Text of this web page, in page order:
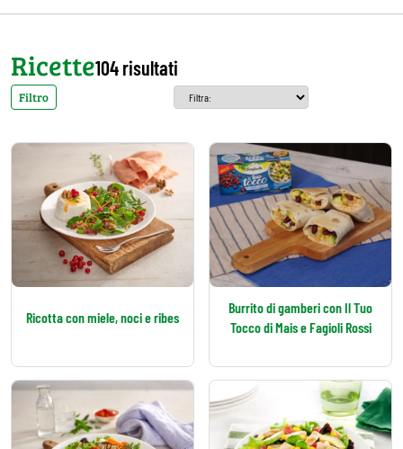
Ricette104 risultati
Filtro
Ricotta con miele, noci e ribes
Burrito di gamberi con Il Tuo
Tocco di Mais e Fagioli Rossi